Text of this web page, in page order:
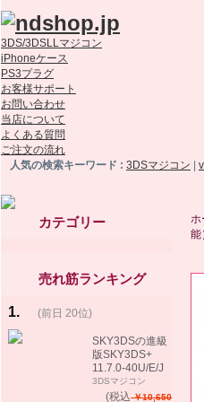
3DS/3DSLLマジコン
iPhoneケース
PS3プラグ
お客様サポート
お問い合わせ
当店について
よくある質問
ご注文の流れ
人気の検索キーワード : 3DSマジコン
カテゴリー
売れ筋ランキング
1. (前日 20位)
SKY3DSの進級
版SKY3DS+
11.7.0-40U/E/J
で起動可能
(MHX、FEifサポ
3DSマジコン
(税込￥10,650
ホ
能